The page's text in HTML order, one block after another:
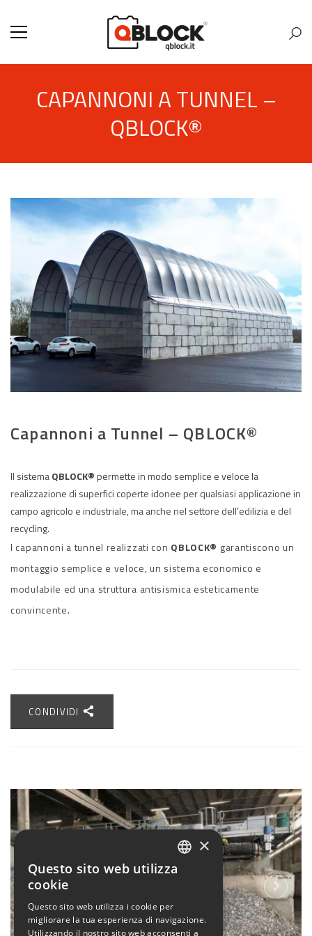
CAPANNONI A TUNNEL –
QBLOCK®
Capannoni a Tunnel – QBLOCK®
Il sistemaQBLOCK®permette in modo semplice e veloce la
realizzazione di superfici coperte idonee per qualsiasi applicazione in
campo agricolo e industriale, ma anche nel settore dell’edilizia e del
recycling.
I capannoni a tunnel realizzati con QBLOCK® garantiscono un
montaggio semplice e veloce, un sistema economico e
modulabile ed una struttura antisismica esteticamente
convincente.
CONDIVIDI
×
Questo sito web utilizza
cookie
Questo sito web utilizza i cookie per
migliorare la tua esperienza di navigazione.
Utilizzando il nostro sito web acconsenti a